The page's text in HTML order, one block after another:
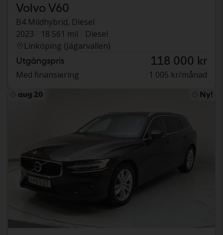
Volvo V60
B4 Mildhybrid, Diesel
2023
18 561 mil
Diesel
Linköping (Jägarvallen)
Utgångspris 118 000 kr
Med finansiering 1 005 kr/månad
aug 20 Ny!